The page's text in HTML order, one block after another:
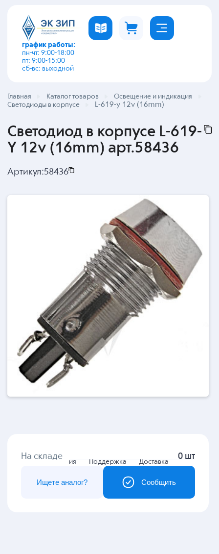
график работы:
пн-чт: 9:00-18:00
пт: 9:00-15:00
сб-вс: выходной
Главная Каталог товаров
Освещение и индикация
Светодиоды в корпусе
L-619-y 12v (16mm)
Светодиод в корпусе L-619-
Y 12v (16mm) арт.58436
Артикул:58436
Гарантия Поддержка Доставка
На складе 0 шт
Сообщить
Ищете аналог?